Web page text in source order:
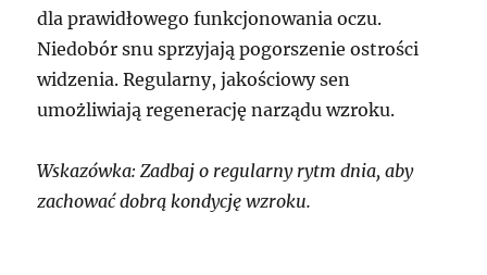
dla prawidłowego funkcjonowania oczu.
Niedobór snu sprzyjają pogorszenie ostrości
widzenia. Regularny, jakościowy sen
umożliwiają regenerację narządu wzroku.
Wskazówka: Zadbaj o regularny rytm dnia, aby
zachować dobrą kondycję wzroku.